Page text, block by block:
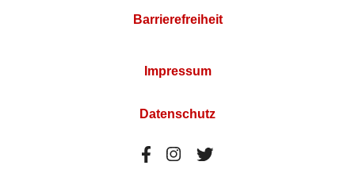
Barrierefreiheit
Impressum
Datenschutz